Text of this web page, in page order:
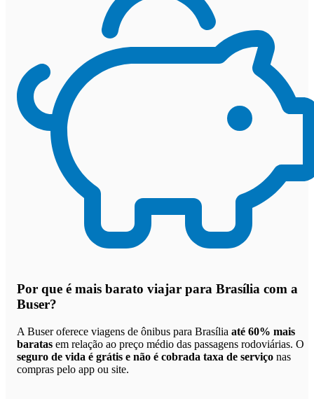
Por que é mais barato viajar para Brasília com a
Buser?
A Buser oferece viagens de ônibus para Brasília até 60% mais
baratas em relação ao preço médio das passagens rodoviárias. O
seguro de vida é grátis e não é cobrada taxa de serviço nas
compras pelo app ou site.